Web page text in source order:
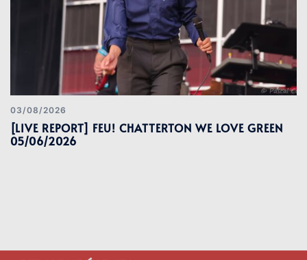
03/08/2026
[LIVE REPORT] FEU! CHATTERTON WE LOVE GREEN
05/06/2026